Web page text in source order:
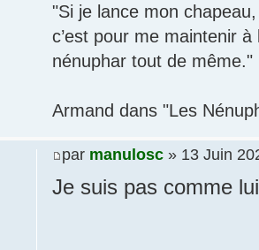
"Si je lance mon
c’est pour me maintenir
nénuphar tout de même."
Armand dans "Les
par manulosc » 13 Juin
Je suis pas comme